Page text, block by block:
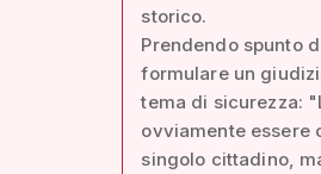
storico.
Prendendo spunto
formulare un
tema di sicurezza:
ovviamente essere
singolo cittadino,